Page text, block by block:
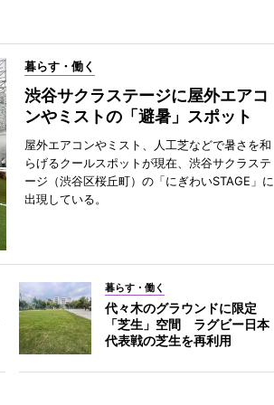
暮らす・働く
渋谷サクラステージに屋外エアコ
ンやミストの「避暑」スポット
屋外エアコンやミスト、人工芝などで暑さを和
らげるクールスポットが現在、渋谷サクラステ
ージ（渋谷区桜丘町）の「にぎわいSTAGE」に
出現している。
暮らす・働く
代々木のグラウンドに限定
「芝生」空間 ラグビー日本
代表戦の芝生を再利用